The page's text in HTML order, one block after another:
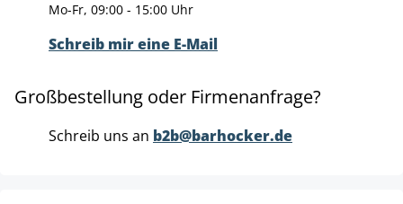
Mo-Fr, 09:00 - 15:00 Uhr
Schreib mir eine E-Mail
Großbestellung oder Firmenanfrage?
Schreib uns an b2b@barhocker.de